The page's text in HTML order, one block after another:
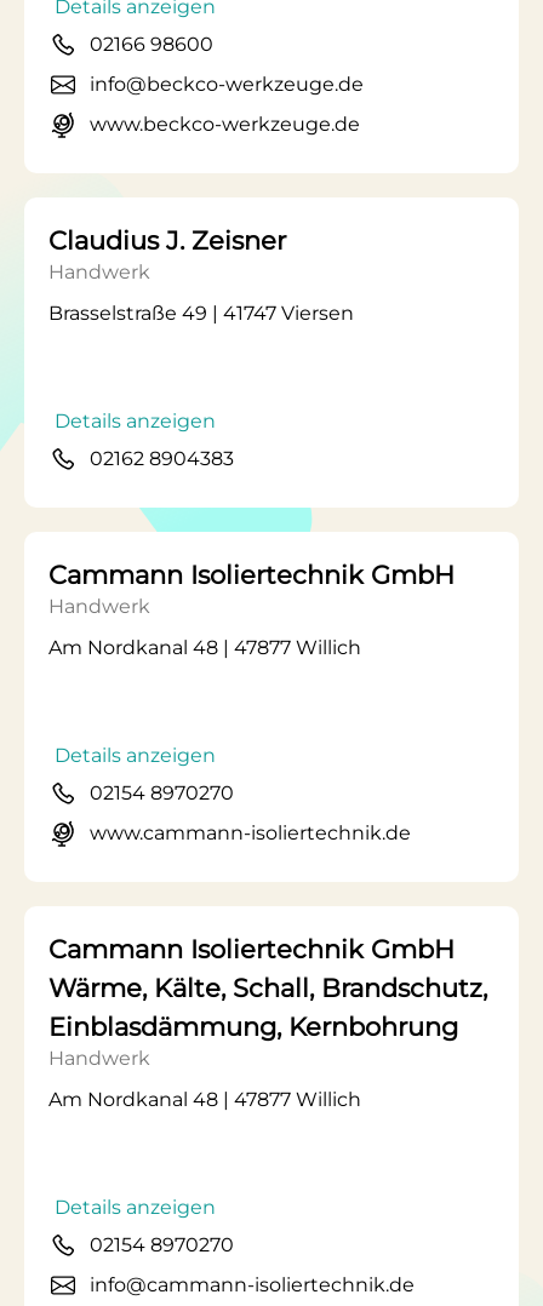
Details anzeigen
02166 98600
info@beckco-werkzeuge.de
www.beckco-werkzeuge.de
Claudius J. Zeisner
Handwerk
Brasselstraße 49 | 41747 Viersen
Details anzeigen
02162 8904383
Cammann Isoliertechnik GmbH
Handwerk
Am Nordkanal 48 | 47877 Willich
Details anzeigen
02154 8970270
www.cammann-isoliertechnik.de
Cammann Isoliertechnik GmbH
Wärme, Kälte, Schall, Brandschutz,
Einblasdämmung, Kernbohrung
Handwerk
Am Nordkanal 48 | 47877 Willich
Details anzeigen
02154 8970270
info@cammann-isoliertechnik.de